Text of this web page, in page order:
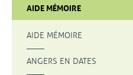
AIDE MÉMOIRE
AIDE MÉMOIRE
ANGERS EN DATES